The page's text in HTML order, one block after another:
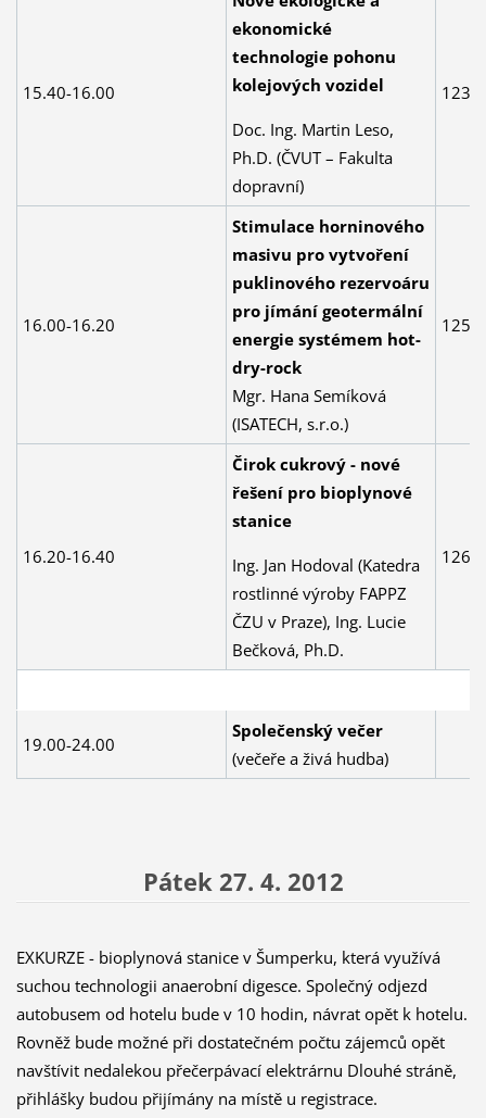
15.40-16.00
ekonomické
technologie pohonu
kolejových vozidel
Doc. Ing. Martin Leso,
Ph.D. (ČVUT – Fakulta
dopravní)
123
16.00-16.20
Stimulace horninového
masivu pro vytvoření
puklinového rezervoáru
pro jímání geotermální
energie systémem hot-
dry-rock
Mgr. Hana Semíková
(ISATECH, s.r.o.)
125
16.20-16.40
Čirok cukrový - nové
řešení pro bioplynové
stanice
Ing. Jan Hodoval (Katedra
rostlinné výroby FAPPZ
ČZU v Praze), Ing. Lucie
Bečková, Ph.D.
126
19.00-24.00
Společenský večer
(večeře a živá hudba)
Pátek 27. 4. 2012
EXKURZE - bioplynová stanice v Šumperku, která využívá
suchou technologii anaerobní digesce. Společný odjezd
autobusem od hotelu bude v 10 hodin, návrat opět k hotelu.
Rovněž bude možné při dostatečném počtu zájemců opět
navštívit nedalekou přečerpávací elektrárnu Dlouhé stráně,
přihlášky budou přijímány na místě u registrace.